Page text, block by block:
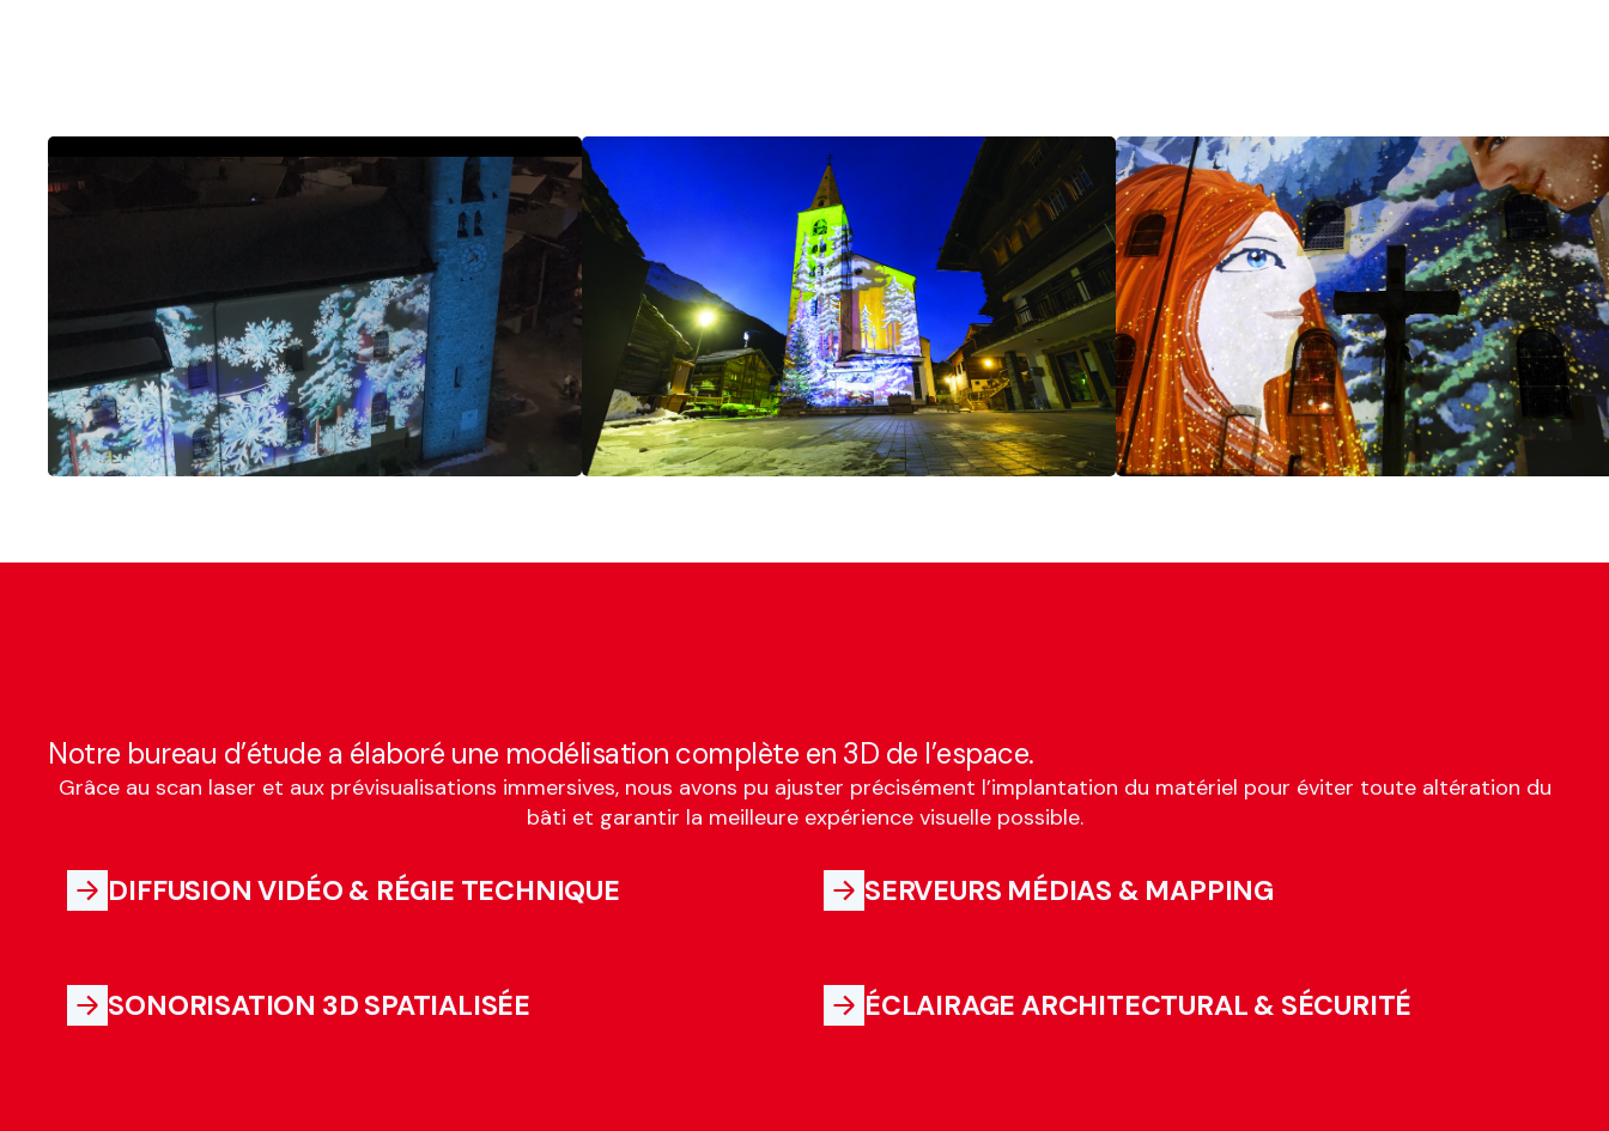
Notre bureau d’étude a élaboré une modélisation complète en 3D de l’espace.
Grâce au scan laser et aux prévisualisations immersives, nous avons pu ajuster précisément l’implantation du matériel pour éviter toute altération du
bâti et garantir la meilleure expérience visuelle possible.
DIFFUSION VIDÉO & RÉGIE TECHNIQUE SERVEURS MÉDIAS & MAPPING
SONORISATION 3D SPATIALISÉE ÉCLAIRAGE ARCHITECTURAL & SÉCURITÉ